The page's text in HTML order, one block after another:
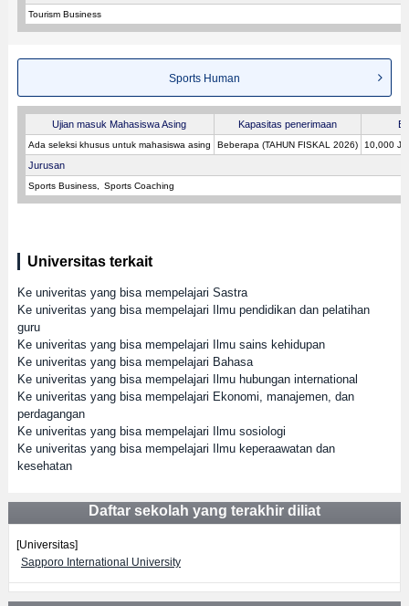
Tourism Business
Sports Human
Ujian masuk Mahasiswa Asing Kapasitas penerimaan
Ada seleksi khusus untuk mahasiswa asing Beberapa (TAHUN FISKAL 2026) 10,000
Jurusan
Sports Business Sports Coaching
Universitas terkait
Ke univeritas yang bisa mempelajari Sastra
Ke univeritas yang bisa mempelajari Ilmu pendidikan dan pelatihan
guru
Ke univeritas yang bisa mempelajari Ilmu sains kehidupan
Ke univeritas yang bisa mempelajari Bahasa
Ke univeritas yang bisa mempelajari Ilmu hubungan international
Ke univeritas yang bisa mempelajari Ekonomi, manajemen, dan
perdagangan
Ke univeritas yang bisa mempelajari Ilmu sosiologi
Ke univeritas yang bisa mempelajari Ilmu keperaawatan dan
kesehatan
Daftar sekolah yang terakhir diliat
[Universitas]
Sapporo International University